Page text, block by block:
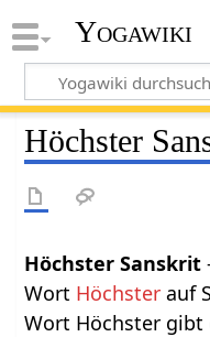
Yogawiki
Höchster
Höchster Sanskrit
Wort Höchster auf
Wort Höchster gibt